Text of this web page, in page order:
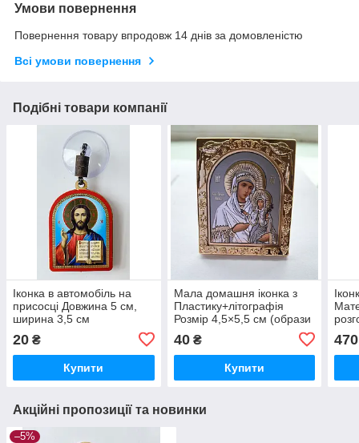
Умови повернення
Повернення товару впродовж 14 днів за домовленістю
Всі умови повернення
Подібні товари компанії
Іконка в автомобіль на
присосці Довжина 5 см,
ширина 3,5 см
20 ₴
Купити
Мала домашня іконка з
Пластику+літографія
Розмір 4,5×5,5 см (образи
40₴
Купити
470
Акційні пропозиції та новинки
–5%